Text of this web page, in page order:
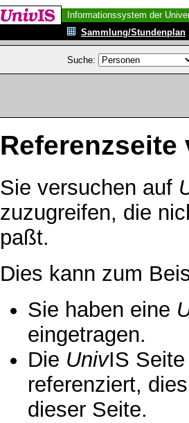
Informationssystem der
Sammlung/Stundenplan
Suche:
Referenzseite
Sie versuchen auf
zuzugreifen, die
paßt.
Dies kann zum
Sie haben eine
eingetragen.
Die UnivIS
referenziert,
dieser Seite.